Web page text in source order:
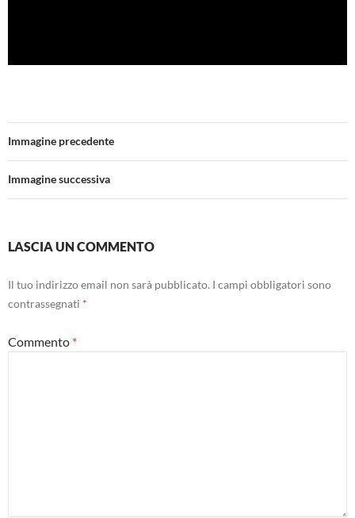
Immagine precedente
Immagine successiva
LASCIA UN COMMENTO
Il tuo indirizzo email non sarà pubblicato. I campi obbligatori sono
contrassegnati *
Commento *